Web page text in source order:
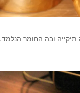
ובה החומר הנלמד.